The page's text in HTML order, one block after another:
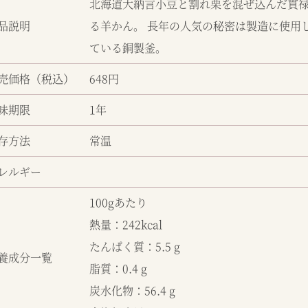
説明
北海道大納言小豆と割れ栗を混ぜ込んだ貫
る羊かん。 長年の人気の秘密は製造に使用
ている銅製釜。
価格（税込）
648円
期限
1年
方法
常温
ルギー
成分一覧
100gあたり
熱量：242kcal
たんぱく質：5.5 g
脂質：0.4 g
炭水化物：56.4 g